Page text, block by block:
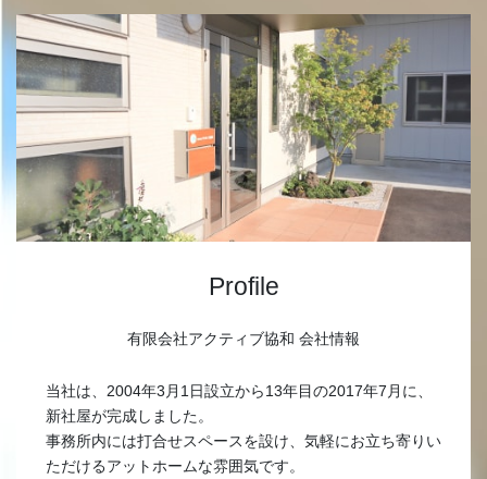
Profile
有限会社アクティブ協和 会社情報
当社は、2004年3月1日設立から13年目の2017年7月に、
新社屋が完成しました。
事務所内には打合せスペースを設け、気軽にお立ち寄りい
ただけるアットホームな雰囲気です。